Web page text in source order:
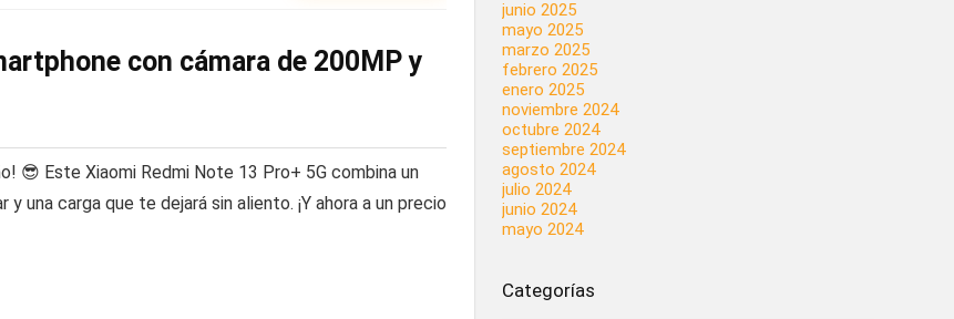
con cámara de 200MP y
😎 Este Xiaomi Redmi Note 13 Pro+ 5G combina un
una carga que te dejará sin aliento. ¡Y ahora a un precio
junio 2025
mayo 2025
marzo 2025
febrero 2025
enero 2025
noviembre 2024
octubre 2024
septiembre 2024
agosto 2024
julio 2024
junio 2024
mayo 2024
Categorías